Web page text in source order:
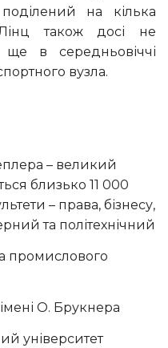
на кілька
також досі не
ще в середньовіччі
вузла.
– великий
близько 11 000
– права, бізнесу,
та політехнічний
промислового
О. Брукнера
університет